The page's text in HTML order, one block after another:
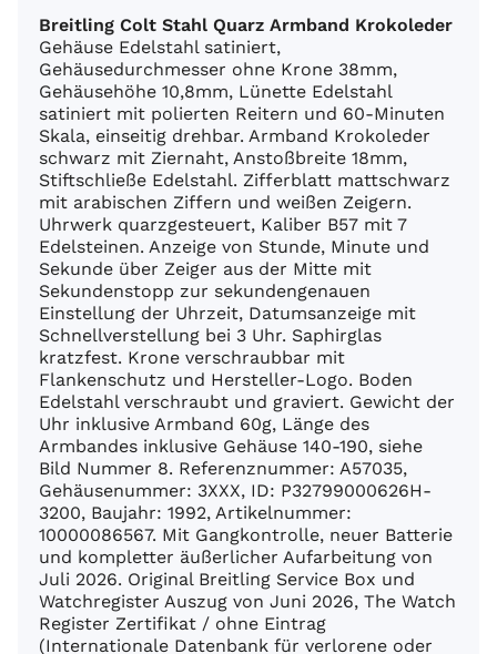
Breitling Colt Stahl Quarz Armband Krokoleder
Gehäuse Edelstahl satiniert,
Gehäusedurchmesser ohne Krone 38mm,
Gehäusehöhe 10,8mm, Lünette Edelstahl
satiniert mit polierten Reitern und 60-Minuten
Skala, einseitig drehbar. Armband Krokoleder
schwarz mit Ziernaht, Anstoßbreite 18mm,
Stiftschließe Edelstahl. Zifferblatt mattschwarz
mit arabischen Ziffern und weißen Zeigern.
Uhrwerk quarzgesteuert, Kaliber B57 mit 7
Edelsteinen. Anzeige von Stunde, Minute und
Sekunde über Zeiger aus der Mitte mit
Sekundenstopp zur sekundengenauen
Einstellung der Uhrzeit, Datumsanzeige mit
Schnellverstellung bei 3 Uhr. Saphirglas
kratzfest. Krone verschraubbar mit
Flankenschutz und Hersteller-Logo. Boden
Edelstahl verschraubt und graviert. Gewicht der
Uhr inklusive Armband 60g, Länge des
Armbandes inklusive Gehäuse 140-190, siehe
Bild Nummer 8. Referenznummer: A57035,
Gehäusenummer: 3XXX, ID: P32799000626H-
3200, Baujahr: 1992, Artikelnummer:
10000086567. Mit Gangkontrolle, neuer Batterie
und kompletter äußerlicher Aufarbeitung von
Juli 2026. Original Breitling Service Box und
Watchregister Auszug von Juni 2026, The Watch
Register Zertifikat / ohne Eintrag
(Internationale Datenbank für verlorene oder